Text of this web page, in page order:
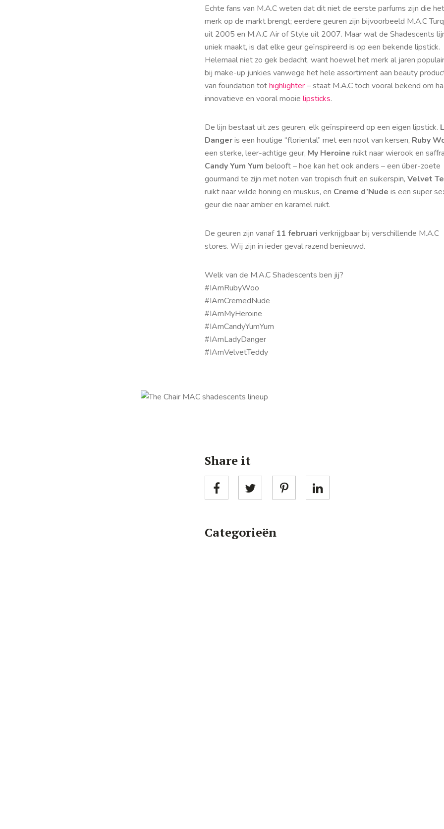
Echte fans van M.A.C weten dat dit niet de eerste parfums zijn die het
merk op de markt brengt; eerdere geuren zijn bijvoorbeeld M.A.C
uit 2005 en M.A.C Air of Style uit 2007. Maar wat de Shadescents
uniek maakt, is dat elke geur geïnspireerd is op een bekende lipstick.
Helemaal niet zo gek bedacht, want hoewel het merk al jaren
bij make-up junkies vanwege het hele assortiment aan beauty
van foundation tothighlighter– staat M.A.C toch vooral bekend om
innovatieve en vooral mooie lipsticks.
De lijn bestaat uit zes geuren, elk geïnspireerd op een eigen lipstick.
Dangeris een houtige “floriental” met een noot van kersen, Ruby
een sterke, leer-achtige geur, My Heroine ruikt naar wierook en
Candy Yum Yum belooft – hoe kan het ook anders – een über-zoete
gourmand te zijn met noten van tropisch fruit en suikerspin, Velvet
ruikt naar wilde honing en muskus, en Creme d’Nude is een super
geur die naar amber en karamel ruikt.
De geuren zijn vanaf 11 februari verkrijgbaar bij verschillende M.A.C
stores. Wij zijn in ieder geval razend benieuwd.
Welk van de M.A.C Shadescents ben jij?
#IAmRubyWoo
#IAmCremedNude
#IAmMyHeroine
#IAmCandyYumYum
#IAmLadyDanger
#IAmVelvetTeddy
Share it
Categorieën